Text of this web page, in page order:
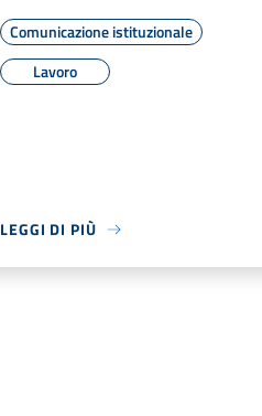
Comunicazione istituzionale
Lavoro
LEGGI DI PIÙ